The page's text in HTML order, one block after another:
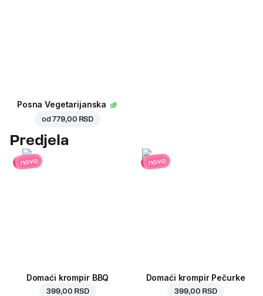
Posna Vegetarijanska
od779,00 RSD
Predjela
novo
Domaći krompir BBQ
399,00 RSD
novo
Domaći krompir Pečurke
399,00 RSD